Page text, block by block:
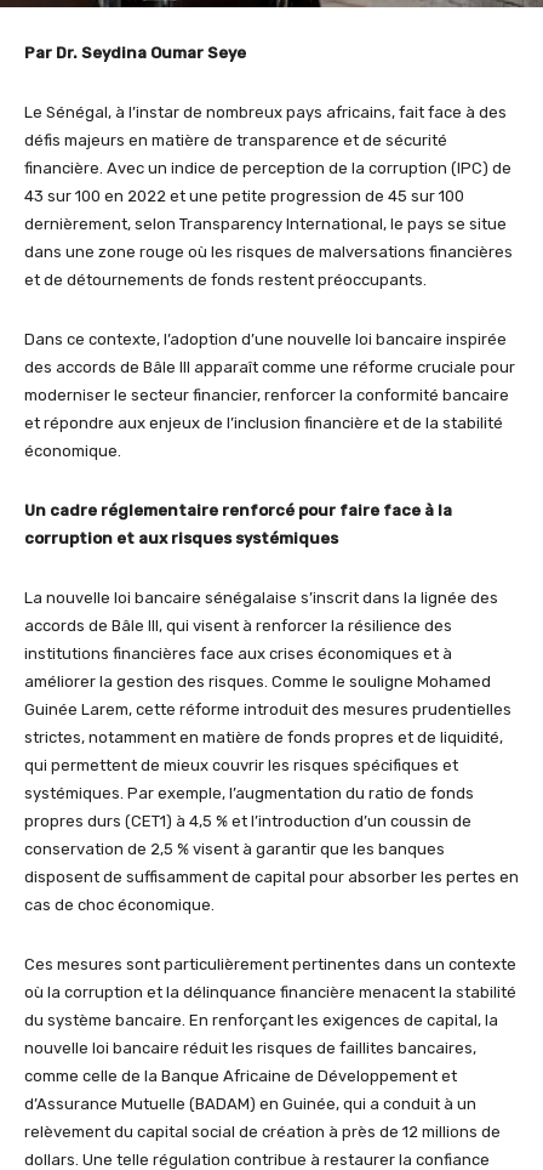
Par Dr. Seydina Oumar Seye
Le Sénégal, à l’instar de nombreux pays africains, fait face à des
défis majeurs en matière de transparence et de sécurité
financière. Avec un indice de perception de la corruption (IPC) de
43 sur 100 en 2022 et une petite progression de 45 sur 100
dernièrement, selon Transparency International, le pays se situe
dans une zone rouge où les risques de malversations financières
et de détournements de fonds restent préoccupants.
Dans ce contexte, l’adoption d’une nouvelle loi bancaire inspirée
des accords de Bâle III apparaît comme une réforme cruciale pour
moderniser le secteur financier, renforcer la conformité bancaire
et répondre aux enjeux de l’inclusion financière et de la stabilité
économique.
Un cadre réglementaire renforcé pour faire face à la
corruption et aux risques systémiques
La nouvelle loi bancaire sénégalaise s’inscrit dans la lignée des
accords de Bâle III, qui visent à renforcer la résilience des
institutions financières face aux crises économiques et à
améliorer la gestion des risques. Comme le souligne Mohamed
Guinée Larem, cette réforme introduit des mesures prudentielles
strictes, notamment en matière de fonds propres et de liquidité,
qui permettent de mieux couvrir les risques spécifiques et
systémiques. Par exemple, l’augmentation du ratio de fonds
propres durs (CET1) à 4,5 % et l’introduction d’un coussin de
conservation de 2,5 % visent à garantir que les banques
disposent de suffisamment de capital pour absorber les pertes en
cas de choc économique.
Ces mesures sont particulièrement pertinentes dans un contexte
où la corruption et la délinquance financière menacent la stabilité
du système bancaire. En renforçant les exigences de capital, la
nouvelle loi bancaire réduit les risques de faillites bancaires,
comme celle de la Banque Africaine de Développement et
d’Assurance Mutuelle (BADAM) en Guinée, qui a conduit à un
relèvement du capital social de création à près de 12 millions de
dollars. Une telle régulation contribue à restaurer la confiance